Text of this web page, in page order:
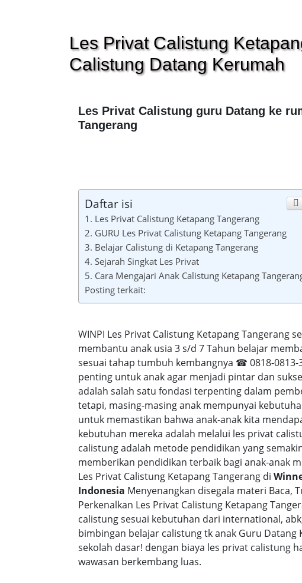
Les Privat Calistung
Calistung Datang Kerumah
Les Privat Calistung guru Datang ke
Tangerang
Daftar isi
1. Les Privat Calistung Ketapang Tangerang
2. GURU Les Privat Calistung Ketapang Tangerang
3. Belajar Calistung di Ketapang Tangerang
4. Sejarah Singkat Les Privat
5. Cara Mengajari Anak Calistung Ketapang
Posting terkait:
WINPI Les Privat Calistung Ketapang Tangerang
membantu anak usia 3 s/d 7 Tahun belajar
sesuai tahap tumbuh kembangnya ☎ 0818-0813-
penting untuk anak agar menjadi pintar dan
adalah salah satu fondasi terpenting dalam
tetapi, masing-masing anak mempunyai
untuk memastikan bahwa anak-anak kita
kebutuhan mereka adalah melalui les privat
calistung adalah metode pendidikan yang
memberikan pendidikan terbaik bagi anak-anak
Les Privat Calistung Ketapang Tangerang di
Indonesia Menyenangkan disegala materi Baca,
Perkenalkan Les Privat Calistung Ketapang
calistung sesuai kebutuhan dari international,
bimbingan belajar calistung tk anak Guru Datang
sekolah dasar! dengan biaya les privat calistung
wawasan berkembang luas.